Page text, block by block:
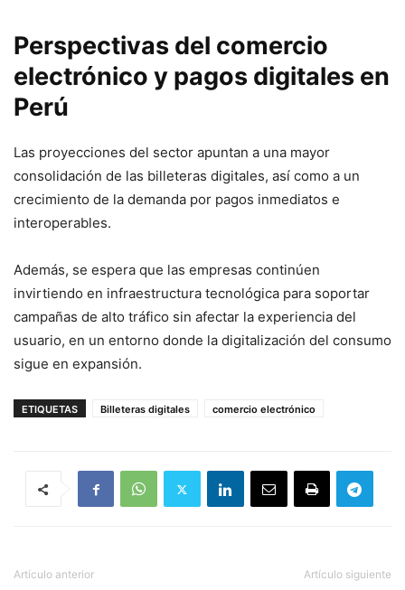
Perspectivas del comercio
electrónico y pagos digitales en
Perú
Las proyecciones del sector apuntan a una mayor
consolidación de las billeteras digitales, así como a un
crecimiento de la demanda por pagos inmediatos e
interoperables.
Además, se espera que las empresas continúen
invirtiendo en infraestructura tecnológica para soportar
campañas de alto tráfico sin afectar la experiencia del
usuario, en un entorno donde la digitalización del consumo
sigue en expansión.
ETIQUETAS Billeteras digitales comercio electrónico
Artículo anterior Artículo siguiente